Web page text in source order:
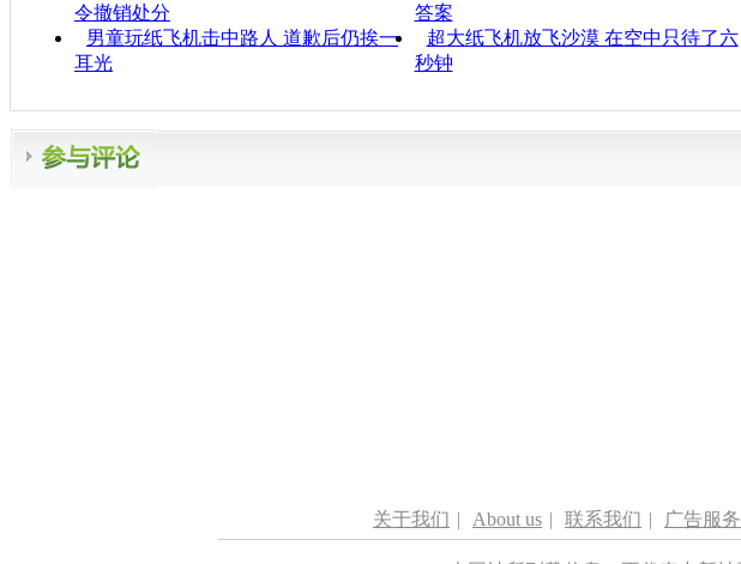
令撤销处分
答案
男童玩纸飞机击中路人 道歉后仍挨一
耳光
超大纸飞机放飞沙漠 在空中只待了六
秒钟
关于我们 | About us | 联系我们 | 广告服务